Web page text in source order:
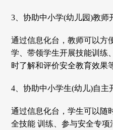
3、协助中小学(幼儿园)教师
通过信息化台，教师可以方
学、带领学生开展技能训练
时了解和评价安全教育效果
4、协助中小学生(幼儿)自主
通过信息化台，学生可以随
全技能 训练、参与安全专